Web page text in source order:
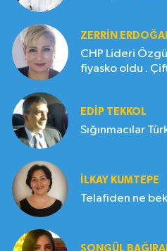
ZERRIN
CHP Lideri
fiyasko oldu .
EDIP TEKKOL
Sığınmacılar
İLKAY KUMTEPE
Telafiden ne
SONGÜL